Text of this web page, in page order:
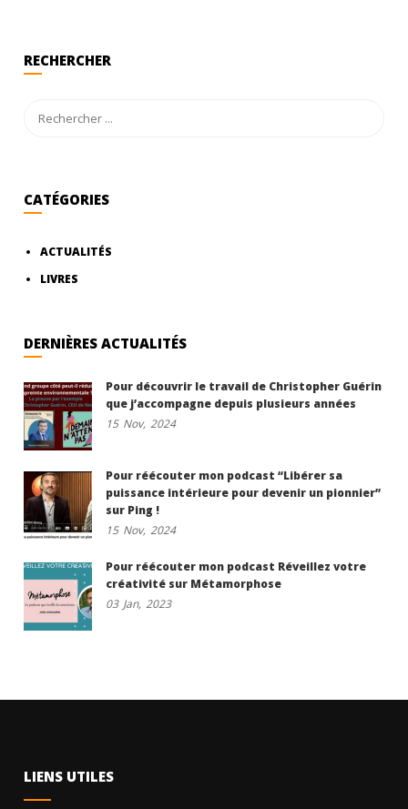
RECHERCHER
CATÉGORIES
ACTUALITÉS
LIVRES
DERNIÈRES ACTUALITÉS
Pour découvrir le travail de Christopher Guérin
que j’accompagne depuis plusieurs années
15 Nov, 2024
Pour réécouter mon podcast “Libérer sa
puissance intérieure pour devenir un pionnier”
sur Ping !
15 Nov, 2024
Pour réécouter mon podcast Réveillez votre
créativité sur Métamorphose
03 Jan, 2023
LIENS UTILES